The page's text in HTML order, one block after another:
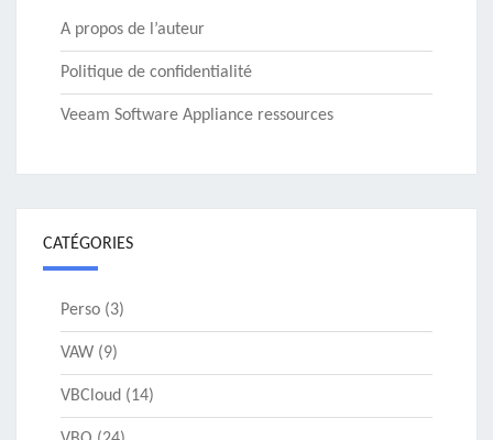
A propos de l’auteur
Politique de confidentialité
Veeam Software Appliance ressources
CATÉGORIES
Perso (3)
VAW (9)
VBCloud (14)